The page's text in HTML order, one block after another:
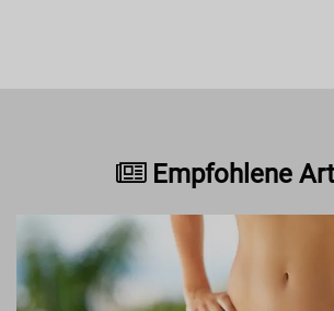
Empfohlene